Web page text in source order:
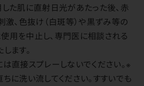
た肌に直射日光があたった後、赤
激、色抜け（白斑等）や黒ずみ等の
用を中止し、専門医に相談される
ます。
直接スプレーしないでください。※
に洗い流してください。すすいでも